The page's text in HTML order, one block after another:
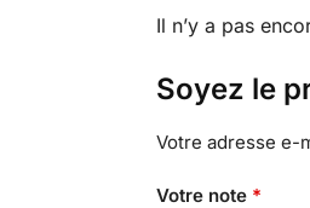
Il n’y a pas
Soyez le
Votre adresse e-
Votre note *